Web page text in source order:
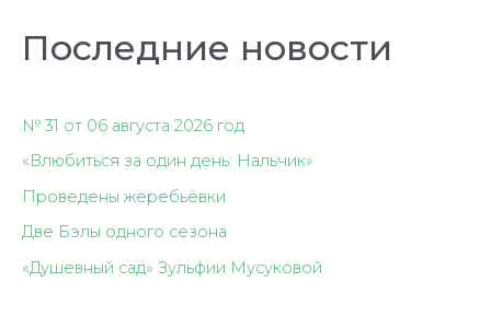
Последние новости
№ 31 от 06 августа 2026 год
«Влюбиться за один день: Нальчик»
Проведены жеребьёвки
Две Бэлы одного сезона
«Душевный сад» Зульфии Мусуковой